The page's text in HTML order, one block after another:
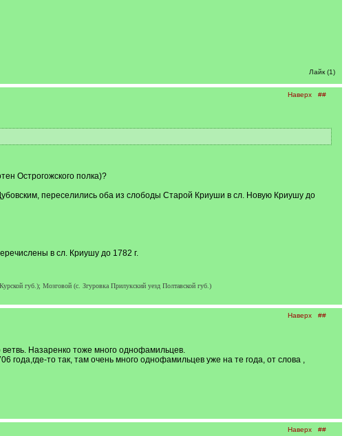
Лайк (1)
Наверх ##
Острогожского полка)?
переселились оба из слободы Старой Криуши в сл. Новую Криушу до
в сл. Криушу до 1782 г.
губ.); Мозговой (с. Згуровка Прилукский уезд Полтавской губ.)
Наверх ##
Назаренко тоже много однофамильцев.
года,где-то так, там очень много однофамильцев уже на те года, от слова ,
Наверх ##